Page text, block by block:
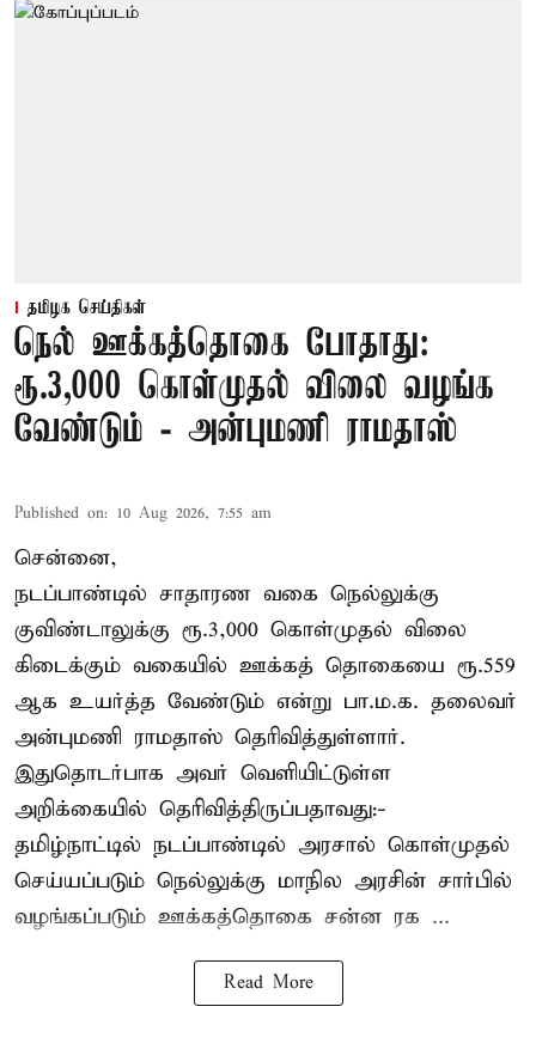
தமிழக செய்திகள்
நெல் ஊக்கத்தொகை போதாது:
ரூ.3,000 கொள்முதல் விலை வழங்க
வேண்டும் - அன்புமணி ராமதாஸ்
Published on: 10 Aug 2026, 7:55 am
சென்னை,
நடப்பாண்டில் சாதாரண வகை நெல்லுக்கு
குவிண்டாலுக்கு ரூ.3,000 கொள்முதல் விலை
கிடைக்கும் வகையில் ஊக்கத் தொகையை ரூ.559
ஆக உயர்த்த வேண்டும் என்று பா.ம.க. தலைவர்
அன்புமணி ராமதாஸ் தெரிவித்துள்ளார்.
இதுதொடர்பாக அவர் வெளியிட்டுள்ள
அறிக்கையில் தெரிவித்திருப்பதாவது:-
தமிழ்நாட்டில் நடப்பாண்டில் அரசால் கொள்முதல்
செய்யப்படும் நெல்லுக்கு மாநில அரசின் சார்பில்
வழங்கப்படும் ஊக்கத்தொகை சன்ன ரக ...
Read More